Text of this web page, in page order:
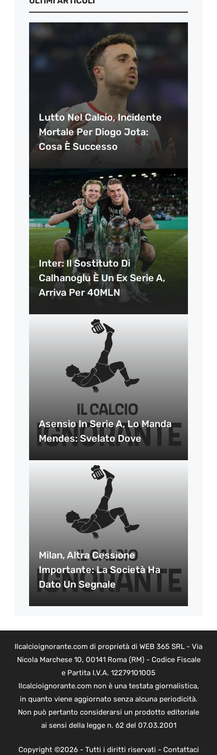
Lutto Nel Calcio, Incidente
Mortale Per Diogo Jota:
Cosa È Successo
Inter: Il Sostituto Di
Calhanoglu È Un Ex Serie A,
Arriva Per 40MLN
Asensio In Serie A, Lo Manda
Mendes: Svelato Dove
Milan, Altra Cessione
Importante: La Società Ha
Dato Un Segnale
Ilcalcioignorante.com di proprietà di WEB 365 SRL - Via
Nicola Marchese 10, 00141 Roma (RM) - Codice Fiscale
e Partita I.V.A. 12279101005
Ilcalcioignorante.com non è una testata giornalistica,
in quanto viene aggiornato senza alcuna periodicità.
Non può pertanto considerarsi un prodotto editoriale
ai sensi della legge n. 62 del 07.03.2001
Copyright ©2026 - Tutti i diritti riservati - Contattaci